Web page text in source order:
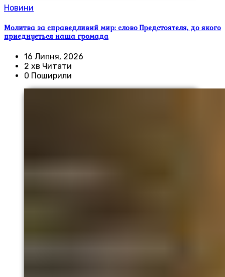
Новини
Молитва за справедливий мир: слово Предстоятеля, до якого
приєднується наша громада
16 Липня, 2026
2 хв Читати
0 Поширили